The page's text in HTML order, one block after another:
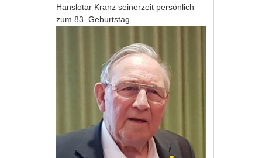
Hanslotar Kranz seinerzeit persönlich
zum 83. Geburtstag.